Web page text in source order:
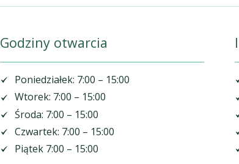
Godziny otwarcia
Poniedziałek: 7:00 – 15:00
Wtorek: 7:00 – 15:00
Środa: 7:00 – 15:00
Czwartek: 7:00 – 15:00
Piątek 7:00 – 15:00